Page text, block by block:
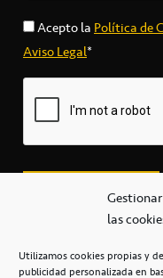
las
Utilizamos cookies propias y
publicidad personalizada en
Acepto laPolítica de
Aviso Legal*